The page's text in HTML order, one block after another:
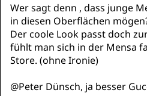
Wer sagt denn , dass junge
in diesen Oberflächen
Der coole Look passt doch
fühlt man sich in der Mensa
Store. (ohne Ironie)
@Peter Dünsch, ja besser